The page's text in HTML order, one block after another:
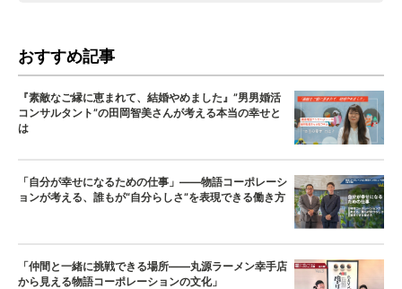
おすすめ記事
『素敵なご縁に恵まれて、結婚やめました』”男男婚活
コンサルタント”の田岡智美さんが考える本当の幸せと
は
「自分が幸せになるための仕事」——物語コーポレーシ
ョンが考える、誰もが“自分らしさ”を表現できる働き方
「仲間と一緒に挑戦できる場所——丸源ラーメン幸手店
から見える物語コーポレーションの文化」